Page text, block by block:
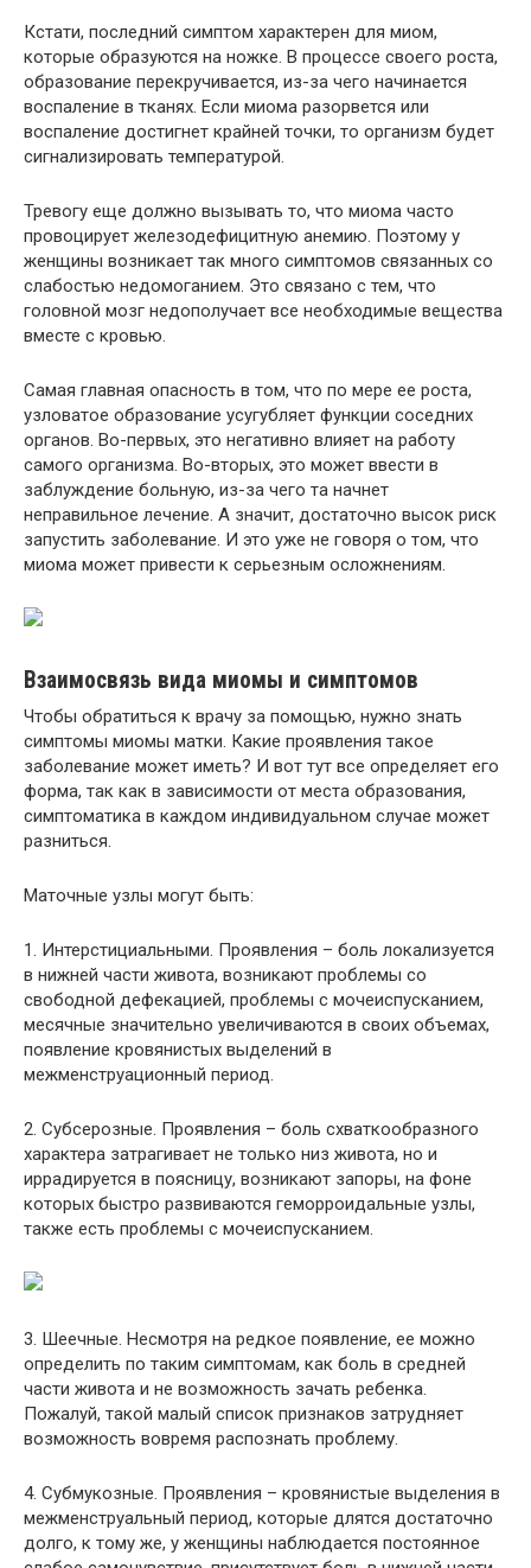
Кстати, последний симптом характерен для миом,
которые образуются на ножке. В процессе своего роста,
образование перекручивается, из-за чего начинается
воспаление в тканях. Если миома разорвется или
воспаление достигнет крайней точки, то организм будет
сигнализировать температурой.
Тревогу еще должно вызывать то, что миома часто
провоцирует железодефицитную анемию. Поэтому у
женщины возникает так много симптомов связанных со
слабостью недомоганием. Это связано с тем, что
головной мозг недополучает все необходимые вещества
вместе с кровью.
Самая главная опасность в том, что по мере ее роста,
узловатое образование усугубляет функции соседних
органов. Во-первых, это негативно влияет на работу
самого организма. Во-вторых, это может ввести в
заблуждение больную, из-за чего та начнет
неправильное лечение. А значит, достаточно высок риск
запустить заболевание. И это уже не говоря о том, что
миома может привести к серьезным осложнениям.
Взаимосвязь вида миомы и симптомов
Чтобы обратиться к врачу за помощью, нужно знать
симптомы миомы матки. Какие проявления такое
заболевание может иметь? И вот тут все определяет его
форма, так как в зависимости от места образования,
симптоматика в каждом индивидуальном случае может
разниться.
Маточные узлы могут быть:
1. Интерстициальными. Проявления – боль локализуется
в нижней части живота, возникают проблемы со
свободной дефекацией, проблемы с мочеиспусканием,
месячные значительно увеличиваются в своих объемах,
появление кровянистых выделений в
межменструационный период.
2. Субсерозные. Проявления – боль схваткообразного
характера затрагивает не только низ живота, но и
иррадируется в поясницу, возникают запоры, на фоне
которых быстро развиваются геморроидальные узлы,
также есть проблемы с мочеиспусканием.
3. Шеечные. Несмотря на редкое появление, ее можно
определить по таким симптомам, как боль в средней
части живота и не возможность зачать ребенка.
Пожалуй, такой малый список признаков затрудняет
возможность вовремя распознать проблему.
4. Субмукозные. Проявления – кровянистые выделения в
межменструальный период, которые длятся достаточно
долго, к тому же, у женщины наблюдается постоянное